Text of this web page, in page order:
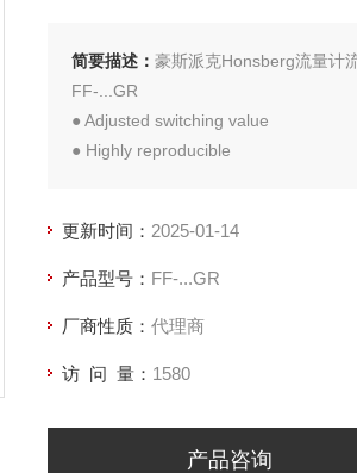
简要描述： 豪斯派克Honsberg流量计
FF-...GR
● Adjusted switching value
● Highly reproducible
更新时间： 2025-01-14
产品型号： FF-...GR
厂商性质： 代理商
访 问 量： 1580
产品咨询